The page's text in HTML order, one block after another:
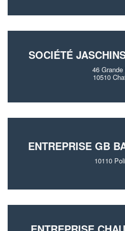
SOCIÉTÉ
46 Grande
10510
ENTREPRISE GB
10110